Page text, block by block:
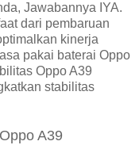
Jawabannya IYA.
dari pembaruan
kinerja
pakai baterai Oppo
Oppo A39
stabilitas
A39